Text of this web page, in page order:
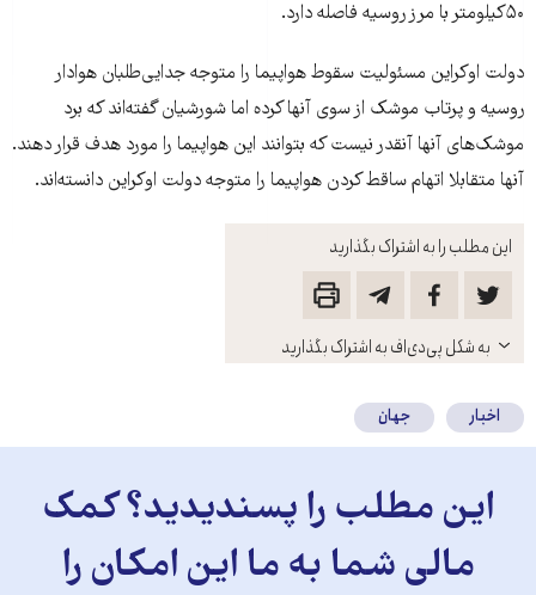
این مطلب را به اشتراک بگذارید
باز
کنید
به شکل پی‌دی‌اف به اشتراک بگذارید
۵۰کیلومتر با مرز روسیه فاصله دارد.
دولت اوکراین مسئولیت سقوط هواپیما را متوجه جدایی‌طلبان هوادار
روسیه و پرتاب موشک از سوی آنها کرده اما شورشیان گفته‌اند که برد
موشک‌های آنها آنقدر نیست که بتوانند این هواپیما را مورد هدف قرار دهند.
آنها متقابلا اتهام ساقط کردن هواپیما را متوجه دولت اوکراین دانسته‌اند.
اخبار جهان
این مطلب را پسندیدید؟ کمک
مالی شما به ما این امکان را